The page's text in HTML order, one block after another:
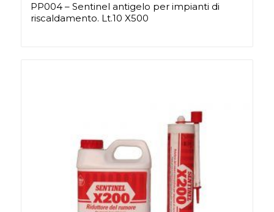
PP004 – Sentinel antigelo per impianti di
riscaldamento. Lt.10 X500